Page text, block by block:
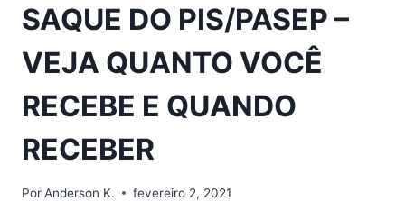
SAQUE DO PIS/PASEP –
VEJA QUANTO VOCÊ
RECEBE E QUANDO
RECEBER
PorAnderson K. fevereiro 2, 2021